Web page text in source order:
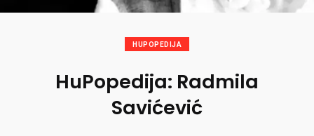
HUPOPEDIJA
HuPopedija: Radmila
Savićević